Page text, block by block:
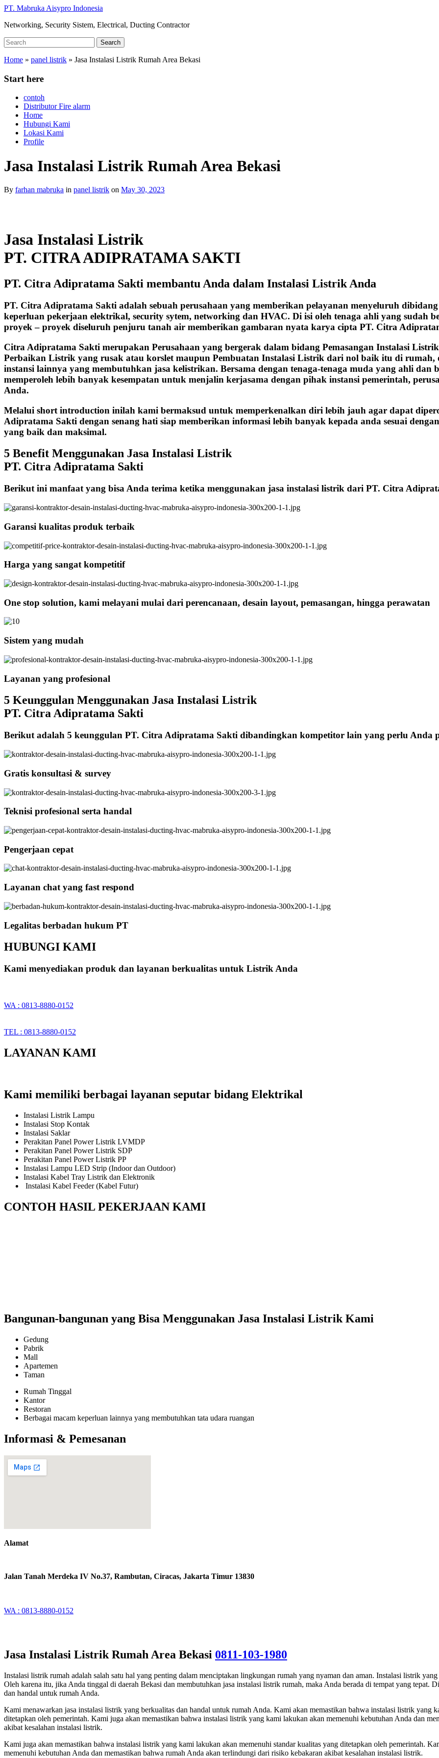
Skip
main
PT. Mabruka Aisypro Indonesia
Networking, Security Sistem, Electrical, Ducting Contractor
Search
for:
Search
Home » panel listrik » Jasa Instalasi Listrik Rumah Area Bekasi
Start here
contoh
Distributor Fire alarm
Home
Hubungi Kami
Lokasi Kami
Profile
Jasa Instalasi Listrik Rumah Area Bekasi
By farhan mabruka in panel listrik on May 30, 2023
Jasa Instalasi Listrik
PT. CITRA ADIPRATAMA SAKTI
PT. Citra Adipratama Sakti membantu Anda dalam Instalasi Listrik Anda
PT. Citra Adipratama Sakti adalah sebuah perusahaan yang memberikan pelayanan menyeluruh
keperluan pekerjaan elektrikal, security sytem, networking dan HVAC. Di isi oleh tenaga ahli yang sudah
proyek – proyek diseluruh penjuru tanah air memberikan gambaran nyata karya cipta PT. Citra
Citra Adipratama Sakti merupakan Perusahaan yang bergerak dalam bidang Pemasangan Instalasi
Perbaikan Listrik yang rusak atau korslet maupun Pembuatan Instalasi Listrik dari nol baik itu di
instansi lainnya yang membutuhkan jasa kelistrikan. Bersama dengan tenaga-tenaga muda yang ahli
memperoleh lebih banyak kesempatan untuk menjalin kerjasama dengan pihak instansi pemerintah,
Anda.
Melalui short introduction inilah kami bermaksud untuk memperkenalkan diri lebih jauh agar dapat
Adipratama Sakti dengan senang hati siap memberikan informasi lebih banyak kepada anda sesuai
yang baik dan maksimal.
5 Benefit Menggunakan Jasa Instalasi Listrik
PT. Citra Adipratama Sakti
Berikut ini manfaat yang bisa Anda terima ketika menggunakan jasa instalasi listrik dari PT. Citra
Garansi kualitas produk terbaik
Harga yang sangat kompetitif
One stop solution, kami melayani mulai dari perencanaan, desain layout, pemasangan, hingga perawatan
Sistem yang mudah
Layanan yang profesional
5 Keunggulan Menggunakan Jasa Instalasi Listrik
PT. Citra Adipratama Sakti
Berikut adalah 5 keunggulan PT. Citra Adipratama Sakti dibandingkan kompetitor lain yang perlu Anda
Gratis konsultasi & survey
Teknisi profesional serta handal
Pengerjaan cepat
Layanan chat yang fast respond
Legalitas berbadan hukum PT
HUBUNGI KAMI
Kami menyediakan produk dan layanan berkualitas untuk Listrik Anda
WA : 0813-8880-0152
TEL : 0813-8880-0152
LAYANAN KAMI
Kami memiliki berbagai layanan seputar bidang Elektrikal
Instalasi Listrik Lampu
Instalasi Stop Kontak
Instalasi Saklar
Perakitan Panel Power Listrik LVMDP
Perakitan Panel Power Listrik SDP
Perakitan Panel Power Listrik PP
Instalasi Lampu LED Strip (Indoor dan Outdoor)
Instalasi Kabel Tray Listrik dan Elektronik
Instalasi Kabel Feeder (Kabel Futur)
CONTOH HASIL PEKERJAAN KAMI
Bangunan-bangunan yang Bisa Menggunakan Jasa Instalasi Listrik Kami
Gedung
Pabrik
Mall
Apartemen
Taman
Rumah Tinggal
Kantor
Restoran
Berbagai macam keperluan lainnya yang membutuhkan tata udara ruangan
Informasi & Pemesanan
Alamat
Jalan Tanah Merdeka IV No.37, Rambutan, Ciracas, Jakarta Timur 13830
WA : 0813-8880-0152
Jasa Instalasi Listrik Rumah Area Bekasi 0811-103-1980
Instalasi listrik rumah adalah salah satu hal yang penting dalam menciptakan lingkungan rumah yang nyaman dan aman. Instalasi listrik
Oleh karena itu, jika Anda tinggal di daerah Bekasi dan membutuhkan jasa instalasi listrik rumah, maka Anda berada di tempat yang tepat.
dan handal untuk rumah Anda.
Kami menawarkan jasa instalasi listrik yang berkualitas dan handal untuk rumah Anda. Kami akan memastikan bahwa instalasi listrik yang
ditetapkan oleh pemerintah. Kami juga akan memastikan bahwa instalasi listrik yang kami lakukan akan memenuhi kebutuhan Anda dan
akibat kesalahan instalasi listrik.
Kami juga akan memastikan bahwa instalasi listrik yang kami lakukan akan memenuhi standar kualitas yang ditetapkan oleh pemerintah.
memenuhi kebutuhan Anda dan memastikan bahwa rumah Anda akan terlindungi dari risiko kebakaran akibat kesalahan instalasi listrik.